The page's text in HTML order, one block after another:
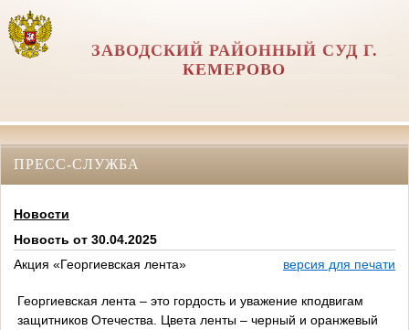
ЗАВОДСКИЙ РАЙОННЫЙ СУД Г.
КЕМЕРОВО
ПРЕСС-СЛУЖБА
Новости
Новость от 30.04.2025
Акция «Георгиевская лента»
версия для печати
Георгиевская лента – это гордость и уважение кподвигам
защитников Отечества. Цвета ленты – черный и оранжевый